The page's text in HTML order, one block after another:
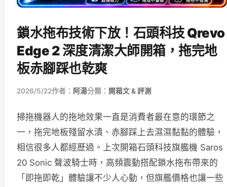
鎖水拖布技術下放！石頭科技 Qrevo
Edge 2 深度清潔大師開箱，拖完地
板赤腳踩也乾爽
2026/5/22作者： 阿湯分類： 開箱文 & 評測
掃拖機器人的拖地效果一直是消費者最在意的環節之
一，拖完地板殘留水漬、赤腳踩上去濕濕黏黏的體驗，
相信很多人都經歷過。上次開箱石頭科技旗艦機 Saros
20 Sonic 聲波騎士時，高頻震動搭配鎖水拖布帶來的
「即拖即乾」體驗讓不少人心動，但旗艦價格也讓一些